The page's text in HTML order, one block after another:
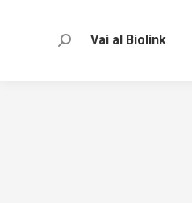
Vai al Biolink
Search: